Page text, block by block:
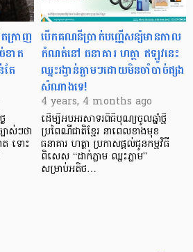
ក្រាញ
ខាត
ែ
ាស់ៗថា
ត ទោះ
បើកគណនីប្រាក់បញ្ញើសន្សំមានកាល
កំណត់នៅ ធនាគារ ហត្ថា ឥឡូវនេះ
ឈ្នះរង្វាន់ភ្លាមៗដោយមិនចាំបាច់ផ្សង
សំណាងទេ!
4 years, 4 months ago
ដើម្បីអបអរសាទរពិធីបុណ្យចូលឆ្នាំថ្មី
ប្រពៃណីជាតិខ្មែរ នាពេលខាងមុខ
ធនាគារ ហត្ថា ប្រកាសផ្តល់ជូនកម្មវិធី
ពិសេស “ដាក់ភ្លាម ឈ្នះភ្លាម”
សម្រាប់អតិថ…